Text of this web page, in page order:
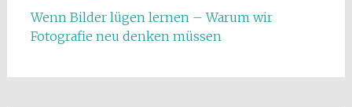
Wenn Bilder lügen lernen – Warum wir
Fotografie neu denken müssen